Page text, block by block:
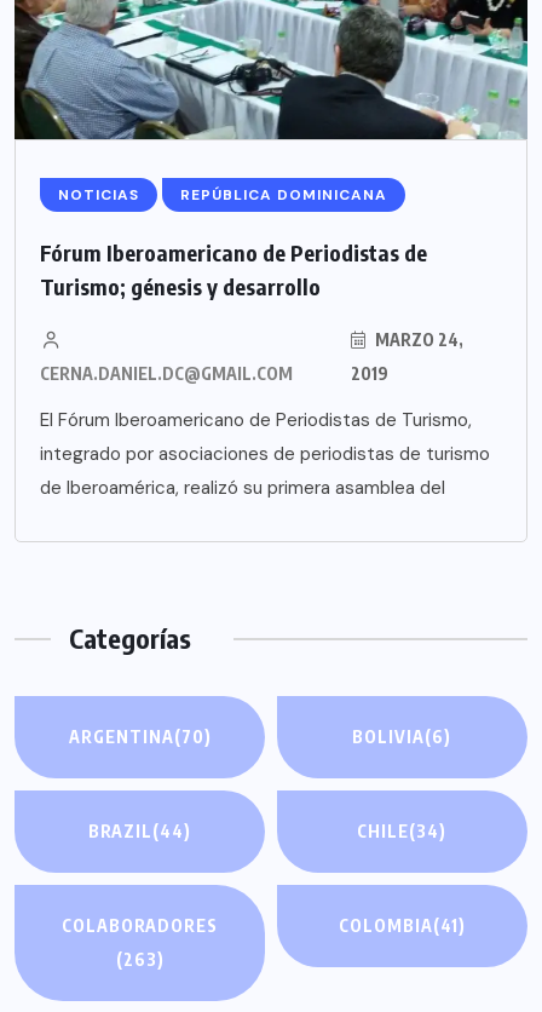
NOTICIAS REPÚBLICA DOMINICANA
Fórum Iberoamericano de Periodistas de
Turismo; génesis y desarrollo
CERNA.DANIEL.DC@GMAIL.COM
MARZO 24,
2019
El Fórum Iberoamericano de Periodistas de Turismo,
integrado por asociaciones de periodistas de turismo
de Iberoamérica, realizó su primera asamblea del
Categorías
ARGENTINA(70) BOLIVIA(6)
BRAZIL(44) CHILE(34)
COLABORADORES
(263)
COLOMBIA(41)